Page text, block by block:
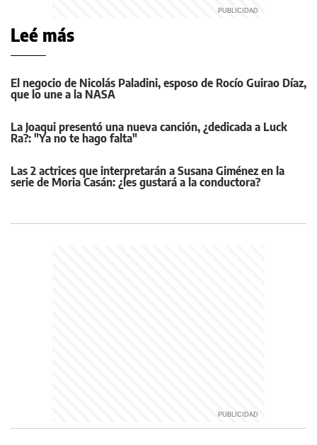
Leé más
El negocio de Nicolás Paladini, esposo de Rocío Guirao Díaz,
que lo une a la NASA
La Joaqui presentó una nueva canción, ¿dedicada a Luck
Ra?: "Ya no te hago falta"
Las 2 actrices que interpretarán a Susana Giménez en la
serie de Moria Casán: ¿les gustará a la conductora?